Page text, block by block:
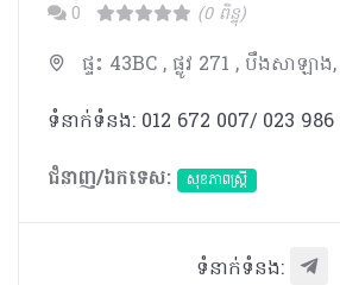
0 (0 ពិន្ទុ)
ផ្ទះ 43BC , ផ្លូវ 271 , បឹងសាឡ
ទំនាក់ទំនង: 012 672 007/ 023 986
ជំនាញ/ឯកទេស:
សុខភាពស្រ្តី
ទំនាក់ទំនង: